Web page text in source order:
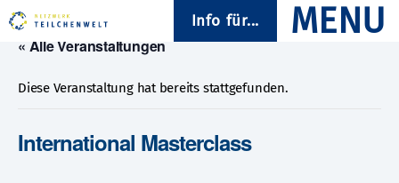
Info für...
« Alle Veranstaltungen
Diese Veranstaltung hat bereits stattgefunden.
International Masterclass